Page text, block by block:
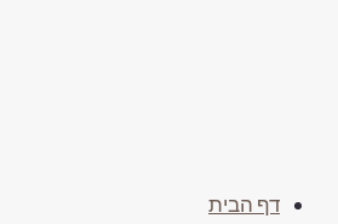
דף הבית